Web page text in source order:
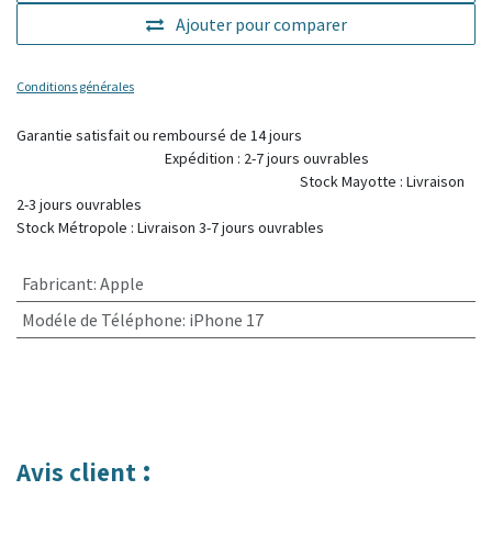
Ajouter pour comparer
Conditions générales
Garantie satisfait ou remboursé de 14 jours
Expédition : 2-7 jours ouvrables
Stock Mayotte : Livraison
2-3 jours ouvrables
Stock Métropole : Livraison 3-7 jours ouvrables
Fabricant: Apple
Modéle de Téléphone: iPhone 17
Avis client :